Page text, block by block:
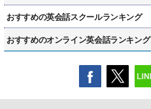
おすすめの英会話スクールランキング
おすすめのオンライン英会話ランキング